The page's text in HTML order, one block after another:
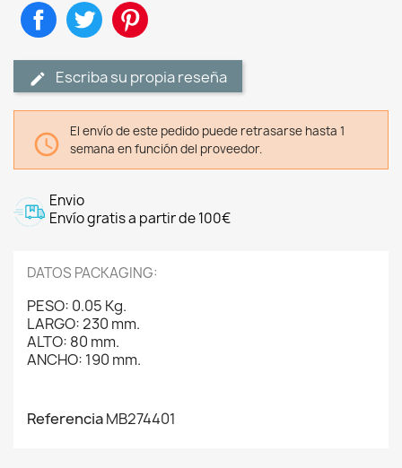
CompartirTuitear
Escriba su propia reseña

El envío de este pedido puede retrasarse hasta 1
semana en función del proveedor.
Envio
Envío gratis a partir de 100€
DATOS PACKAGING:
PESO: 0.05 Kg.
LARGO: 230 mm.
ALTO: 80 mm.
ANCHO: 190 mm.
ReferenciaMB274401